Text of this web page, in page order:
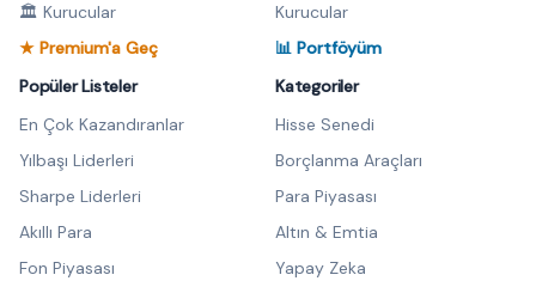
🏛️ Kurucular
★ Premium'a Geç
Kurucular
📊 Portföyüm
Popüler Listeler
En Çok Kazandıranlar
Yılbaşı Liderleri
Sharpe Liderleri
Akıllı Para
Fon Piyasası
Kategoriler
Hisse Senedi
Borçlanma Araçları
Para Piyasası
Altın & Emtia
Yapay Zeka